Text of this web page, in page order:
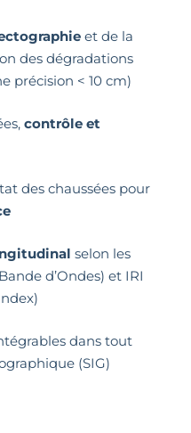
et de la
des dégradations
précision < 10 cm)
contrôle et
des chaussées pour
selon les
d’Ondes) et IRI
dans tout
(SIG)